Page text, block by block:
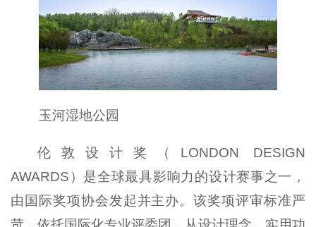
玉河湿地公园
伦敦设计奖（LONDON DESIGN
AWARDS）是全球最具影响力的设计赛事之一，
由国际奖项协会发起并主办。该奖项评审标准严